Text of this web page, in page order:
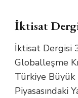
İktisat
İktisat Dergisi
Globalleşme
Türkiye Büyük
Piyasasındaki